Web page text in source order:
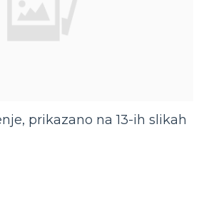
prikazano na 13-ih slikah